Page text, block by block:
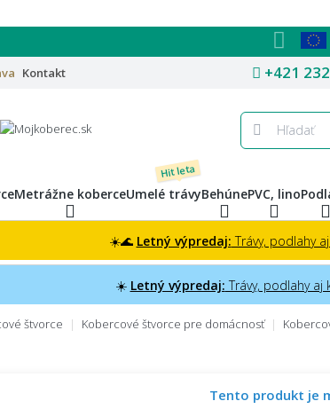
Kontakt +421
Metrážne koberce
Hit leta
Umelé trávyBehúnePVC, lino
☀️🌊 Letný výpredaj: Trávy, podlahy
☀️ Letný výpredaj: Trávy, podlahy aj
štvorce Kobercové štvorce pre domácnosť
Tento produkt je